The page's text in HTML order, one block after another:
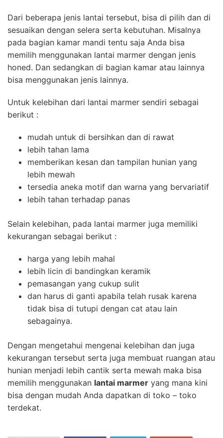
Dari beberapa jenis lantai tersebut, bisa di pilih dan di
sesuaikan dengan selera serta kebutuhan. Misalnya
pada bagian kamar mandi tentu saja Anda bisa
memilih menggunakan lantai marmer dengan jenis
honed. Dan sedangkan di bagian kamar atau lainnya
bisa menggunakan jenis lainnya.
Untuk kelebihan dari lantai marmer sendiri sebagai
berikut :
mudah untuk di bersihkan dan di rawat
lebih tahan lama
memberikan kesan dan tampilan hunian yang
lebih mewah
tersedia aneka motif dan warna yang bervariatif
lebih tahan terhadap panas
Selain kelebihan, pada lantai marmer juga memiliki
kekurangan sebagai berikut :
harga yang lebih mahal
lebih licin di bandingkan keramik
pemasangan yang cukup sulit
dan harus di ganti apabila telah rusak karena
tidak bisa di tutupi dengan cat atau lain
sebagainya.
Dengan mengetahui mengenai kelebihan dan juga
kekurangan tersebut serta juga membuat ruangan atau
hunian menjadi lebih cantik serta mewah maka bisa
memilih menggunakan lantai marmer yang mana kini
bisa dengan mudah Anda dapatkan di toko – toko
terdekat.